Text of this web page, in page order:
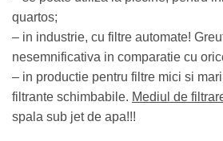
quartos;
– in industrie, cu filtre automate!
nesemnificativa in comparatie cu
– in productie pentru filtre mici si
filtrante schimbabile. Mediul de
spala sub jet de apa!!!